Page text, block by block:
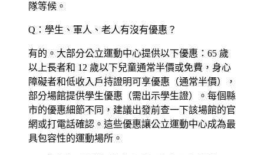
隊等候。
Q：學生、軍人、老人有沒有優惠？
有的。大部分公立運動中心提供以下優惠：65 歲
以上長者和 12 歲以下兒童通常半價或免費，身心
障礙者和低收入戶持證明可享優惠（通常半價），
部分場館提供學生優惠（需出示學生證）。每個縣
市的優惠細節不同，建議出發前查一下該場館的官
網或打電話確認。這些優惠讓公立運動中心成為最
具包容性的運動場所。